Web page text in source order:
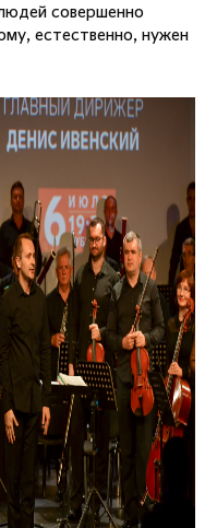
совершенно
естественно, нужен